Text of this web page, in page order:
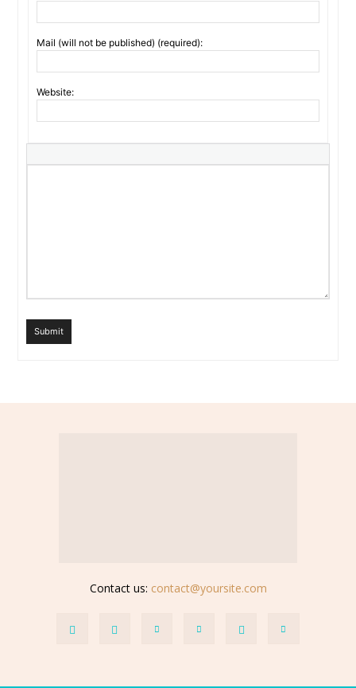
Mail (will not be published) (required):
Website:
Submit
Contact us: contact@yoursite.com